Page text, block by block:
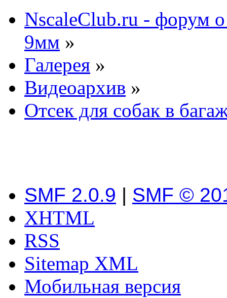
NscaleClub.ru - форум
9мм »
Галерея »
Видеоархив »
Отсек для собак в
SMF 2.0.9 | SMF ©
XHTML
RSS
Sitemap XML
Мобильная версия